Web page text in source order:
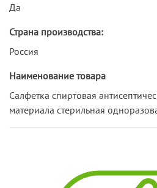
Да
Страна производства:
Россия
Наименование товара
Салфетка спиртовая
материала стерильная